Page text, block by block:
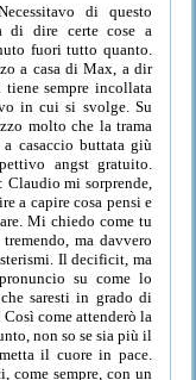
di questo
di dire certe cose a
fuori tutto quanto.
a casa di Max, a dir
sempre incollata
in cui si svolge. Su
molto che la trama
casaccio buttata giù
angst gratuito.
Claudio mi sorprende,
a capire cosa pensi e
Mi chiedo come tu
ma davvero
Il decificit, ma
su come lo
saresti in grado di
come attenderò la
non so se sia più il
il cuore in pace.
come sempre, con un